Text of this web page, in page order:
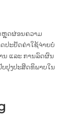
ຫຼຸດຜ່ອນຄວາມ
ປະຢັດຄ່າໃຊ້ຈ່າຍບໍ່
ນ ແລະ ການລົດຜົນ
ປຸງປະສິດທິພາບໃນ